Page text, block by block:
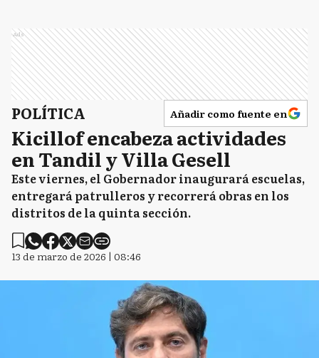
Ads
POLÍTICA Añadir como fuente en
Kicillof encabeza actividades
en Tandil y Villa Gesell
Este viernes, el Gobernador inaugurará escuelas,
entregará patrulleros y recorrerá obras en los
distritos de la quinta sección.
13 de marzo de 2026 | 08:46